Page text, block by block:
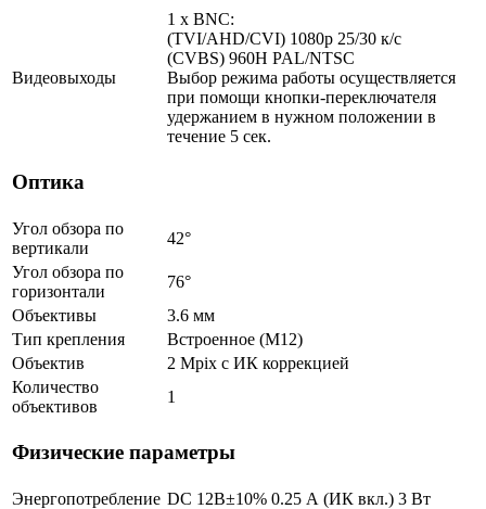
Видеовыходы
1 x BNC:
(TVI/AHD/CVI) 1080p 25/30 к/с
(CVBS) 960H PAL/NTSC
Выбор режима работы осуществляется
при помощи кнопки-переключателя
удержанием в нужном положении в
течение 5 сек.
Оптика
Угол обзора по
вертикали
42°
Угол обзора по
горизонтали
76°
Объективы
3.6 мм
Тип крепления
Встроенное (М12)
Объектив
2 Mpix c ИК коррекцией
Количество
объективов
1
Физические параметры
Энергопотребление DC 12В±10% 0.25 А (ИК вкл.) 3 Вт